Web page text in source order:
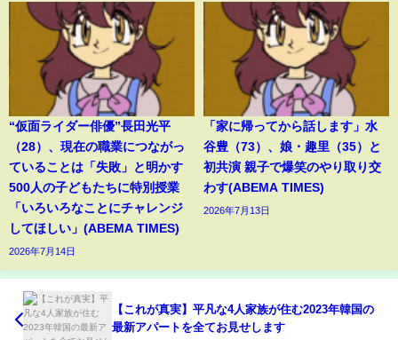
“仮面ライダー俳優”長田光平
（28）、現在の職業につながっ
ていることは「失敗」と明かす
500人の子どもたちに特別授業
「いろいろなことにチャレンジ
してほしい」(ABEMA TIMES)
2026年7月14日
「家に帰ってから話します」水
谷豊（73）、娘・趣里（35）と
初共演 親子で爆笑のやり取り交
わす(ABEMA TIMES)
2026年7月13日
【これが真実】平凡な4人家族が住む2023年韓国の
最新アパートを全てお見せします